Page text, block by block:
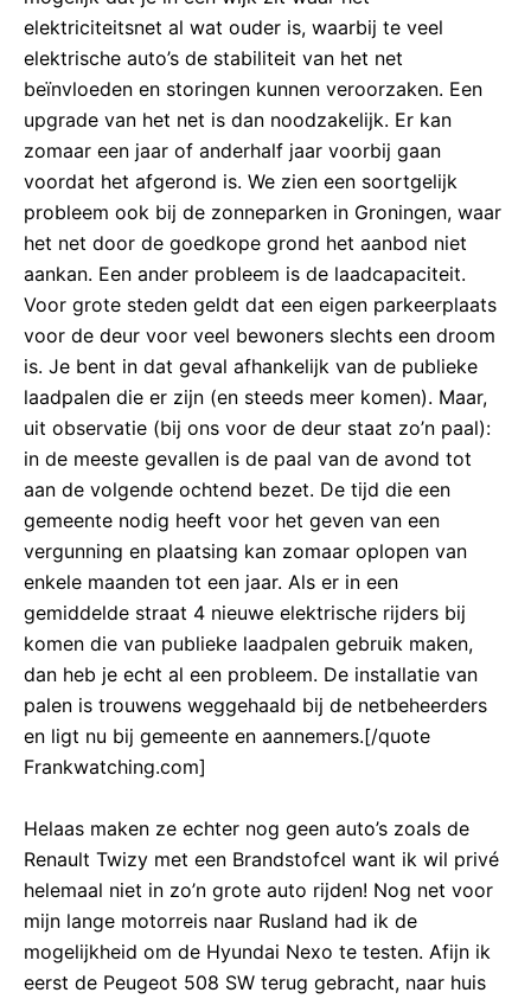
elektriciteitsnet al wat ouder is, waarbij te veel
elektrische auto’s de stabiliteit van het net
beïnvloeden en storingen kunnen veroorzaken. Een
upgrade van het net is dan noodzakelijk. Er kan
zomaar een jaar of anderhalf jaar voorbij gaan
voordat het afgerond is. We zien een soortgelijk
probleem ook bij de zonneparken in Groningen, waar
het net door de goedkope grond het aanbod niet
aankan. Een ander probleem is de laadcapaciteit.
Voor grote steden geldt dat een eigen parkeerplaats
voor de deur voor veel bewoners slechts een droom
is. Je bent in dat geval afhankelijk van de publieke
laadpalen die er zijn (en steeds meer komen). Maar,
uit observatie (bij ons voor de deur staat zo’n paal):
in de meeste gevallen is de paal van de avond tot
aan de volgende ochtend bezet. De tijd die een
gemeente nodig heeft voor het geven van een
vergunning en plaatsing kan zomaar oplopen van
enkele maanden tot een jaar. Als er in een
gemiddelde straat 4 nieuwe elektrische rijders bij
komen die van publieke laadpalen gebruik maken,
dan heb je echt al een probleem. De installatie van
palen is trouwens weggehaald bij de netbeheerders
en ligt nu bij gemeente en aannemers.[/quote
Frankwatching.com]
Helaas maken ze echter nog geen auto’s zoals de
Renault Twizy met een Brandstofcel want ik wil privé
helemaal niet in zo’n grote auto rijden! Nog net voor
mijn lange motorreis naar Rusland had ik de
mogelijkheid om de Hyundai Nexo te testen. Afijn ik
eerst de Peugeot 508 SW terug gebracht, naar huis